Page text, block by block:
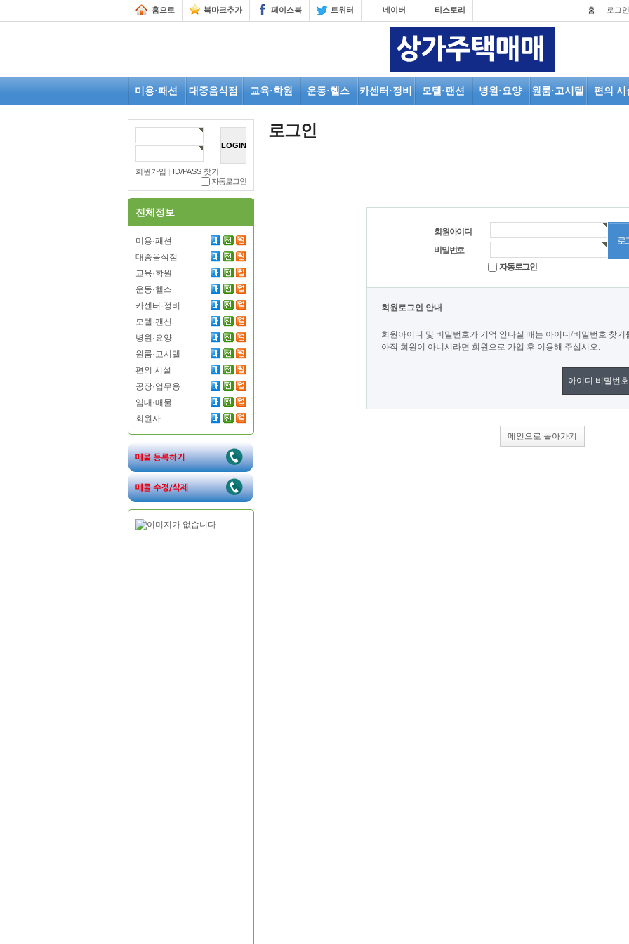
홈으로 북마크추가 페이스북 트위터 네이버 티스토리 홈 로그인
미용·패션 대중음식점 교육·학원 운동·헬스 카센터·정비 모텔·팬션 병원·요양 원룸·고시텔 편의 시
회원가입 | ID/PASS 찾기
자동로그인
전체정보
미용·패션
대중음식점
교육·학원
운동·헬스
카센터·정비
모텔·팬션
병원·요양
원룸·고시텔
편의 시설
공장·업무용
임대·매물
회원사
로그인
회원아이디
비밀번호
자동로그인
회원로그인 안내
회원아이디 및 비밀번호가 기억 안나실 때는 아이디/비밀번호 찾기
아직 회원이 아니시라면 회원으로 가입 후 이용해 주십시오.
아이디 비밀번호
메인으로 돌아가기